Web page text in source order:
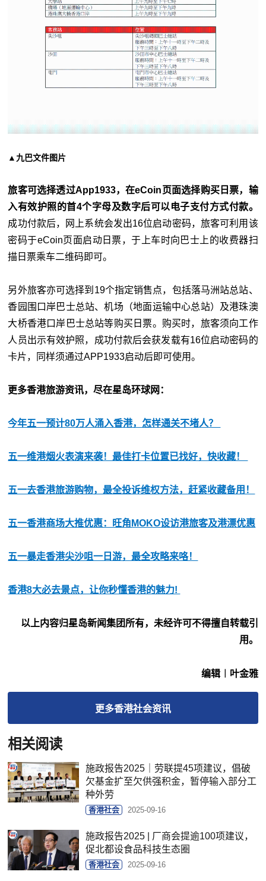
▲九巴文件图片
旅客可选择透过App1933，在eCoin页面选择购买日票，输
入有效护照的首4个字母及数字后可以电子支付方式付款。
成功付款后，网上系统会发出16位启动密码，旅客可利用该
密码于eCoin页面启动日票，于上车时向巴士上的收费器扫
描日票乘车二维码即可。
另外旅客亦可选择到19个指定销售点，包括落马洲站总站、
香园围口岸巴士总站、机场（地面运输中心总站）及港珠澳
大桥香港口岸巴士总站等购买日票。购买时，旅客须向工作
人员出示有效护照，成功付款后会获发载有16位启动密码的
卡片，同样须通过APP1933启动后即可使用。
更多香港旅游资讯，尽在星岛环球网：
今年五一预计80万人涌入香港，怎样通关不堵人？
五一维港烟火表演来袭！最佳打卡位置已找好，快收藏！
五一去香港旅游购物，最全投诉维权方法，赶紧收藏备用！
五一香港商场大推优惠：旺角MOKO设访港旅客及港漂优惠
五一暴走香港尖沙咀一日游，最全攻略来咯！
香港8大必去景点，让你秒懂香港的魅力!
以上内容归星岛新闻集团所有，未经许可不得擅自转载引
用。
编辑︱叶金雅
更多香港社会资讯
相关阅读
施政报告2025｜劳联提45项建议，倡破
欠基金扩至欠供强积金，暂停输入部分工
种外劳
香港社会 2025-09-16
施政报告2025 | 厂商会提逾100项建议，
促北都设食品科技生态圈
香港社会 2025-09-16